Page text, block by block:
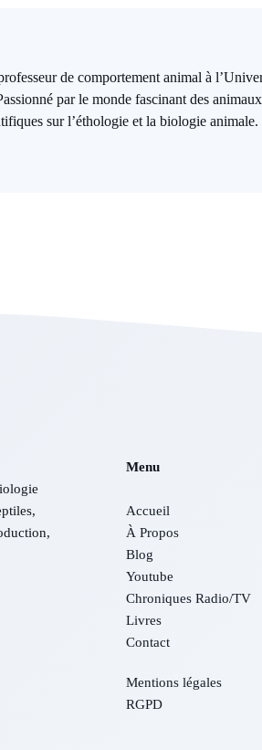
de comportement animal à
par le monde fascinant des
sur l’éthologie et la biologie animale.
Menu
Accueil
À Propos
Blog
Youtube
Chroniques Radio/TV
Livres
Contact
Mentions légales
RGPD